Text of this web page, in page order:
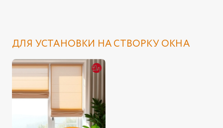
ДЛЯ УСТАНОВКИ НА СТВОРКУ ОКНА